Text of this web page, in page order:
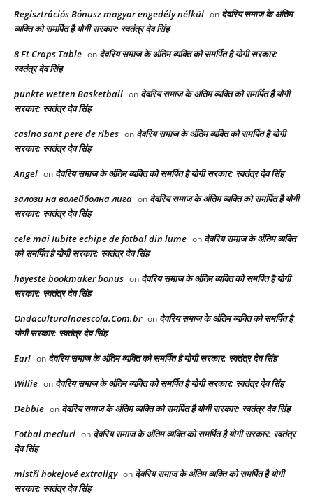
Regisztrációs Bónusz magyar engedély nélkül on देवरिय समाज के अंतिम
व्यक्ति को समर्पित है योगी सरकार: स्वतंत्र देव सिंह
8 Ft Craps Table on देवरिय समाज के अंतिम व्यक्ति को समर्पित है योगी सरकार:
स्वतंत्र देव सिंह
punkte wetten Basketball on देवरिय समाज के अंतिम व्यक्ति को समर्पित है योगी
सरकार: स्वतंत्र देव सिंह
casino sant pere de ribes on देवरिय समाज के अंतिम व्यक्ति को समर्पित है योगी
सरकार: स्वतंत्र देव सिंह
Angel on देवरिय समाज के अंतिम व्यक्ति को समर्पित है योगी सरकार: स्वतंत्र देव सिंह
залози на волейболна лига on देवरिय समाज के अंतिम व्यक्ति को समर्पित है योगी
सरकार: स्वतंत्र देव सिंह
cele mai Iubite echipe de fotbal din lume on देवरिय समाज के अंतिम व्यक्ति
को समर्पित है योगी सरकार: स्वतंत्र देव सिंह
høyeste bookmaker bonus on देवरिय समाज के अंतिम व्यक्ति को समर्पित है योगी
सरकार: स्वतंत्र देव सिंह
Ondaculturalnaescola.Com.br on देवरिय समाज के अंतिम व्यक्ति को समर्पित है
योगी सरकार: स्वतंत्र देव सिंह
Earl on देवरिय समाज के अंतिम व्यक्ति को समर्पित है योगी सरकार: स्वतंत्र देव सिंह
Willie on देवरिय समाज के अंतिम व्यक्ति को समर्पित है योगी सरकार: स्वतंत्र देव सिंह
Debbie on देवरिय समाज के अंतिम व्यक्ति को समर्पित है योगी सरकार: स्वतंत्र देव सिंह
Fotbal meciuri on देवरिय समाज के अंतिम व्यक्ति को समर्पित है योगी सरकार: स्वतंत्र
देव सिंह
mistři hokejové extraligy on देवरिय समाज के अंतिम व्यक्ति को समर्पित है योगी
सरकार: स्वतंत्र देव सिंह